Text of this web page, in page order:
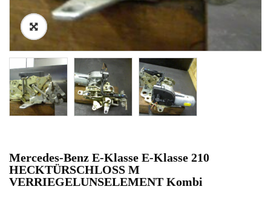
Mercedes-Benz E-Klasse E-Klasse 210
HECKTÜRSCHLOSS M
VERRIEGELUNSELEMENT Kombi